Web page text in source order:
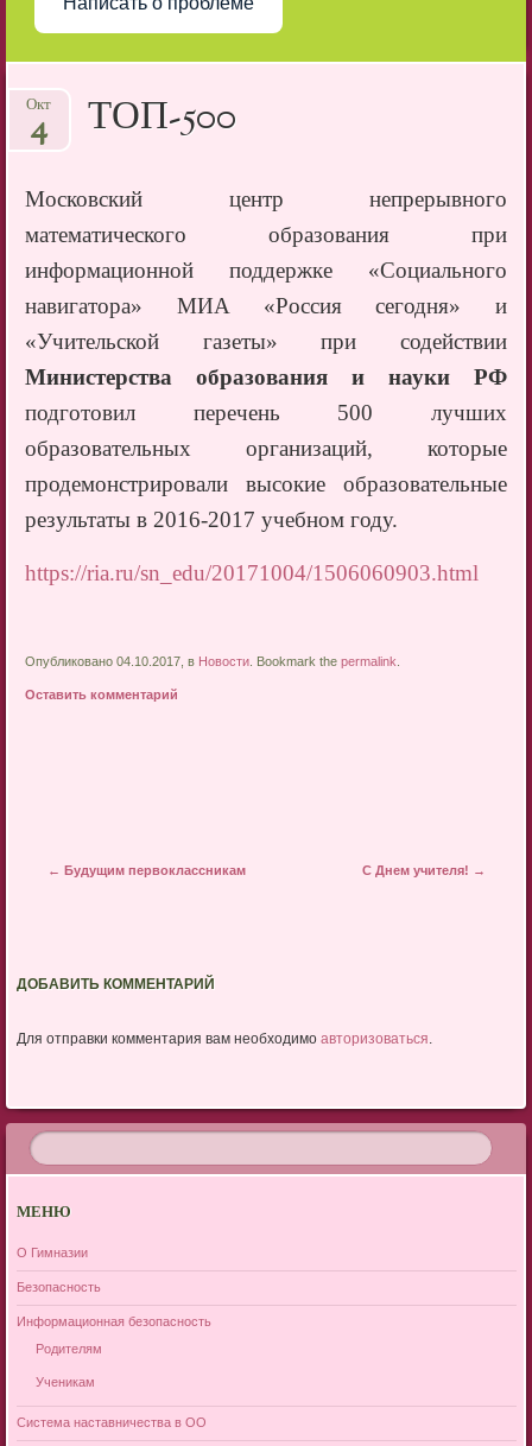
ТОП-500
Окт
4
Московский центр непрерывного
математического образования при
информационной поддержке «Социального
навигатора» МИА «Россия сегодня» и
«Учительской газеты» при содействии
Министерства образования и науки РФ
подготовил перечень 500 лучших
образовательных организаций, которые
продемонстрировали высокие образовательные
результаты в 2016-2017 учебном году.
https://ria.ru/sn_edu/20171004/1506060903.html
Опубликовано 04.10.2017, в Новости . Bookmark thepermalink
Оставить комментарий
Запись навигация
← Будущим первоклассникам С Днем учителя! →
ДОБАВИТЬ КОММЕНТАРИЙ
Для отправки комментария вам необходимо авторизоваться.
МЕНЮ
О Гимназии
Безопасность
Информационная безопасность
Родителям
Ученикам
Система наставничества в ОО